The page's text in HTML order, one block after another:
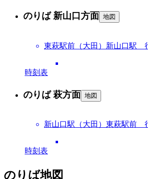
のりば 新山口方面 地図
東萩駅前（大田）新山口駅
時刻表
のりば 萩方面 地図
新山口駅（大田）東萩駅前
時刻表
のりば地図